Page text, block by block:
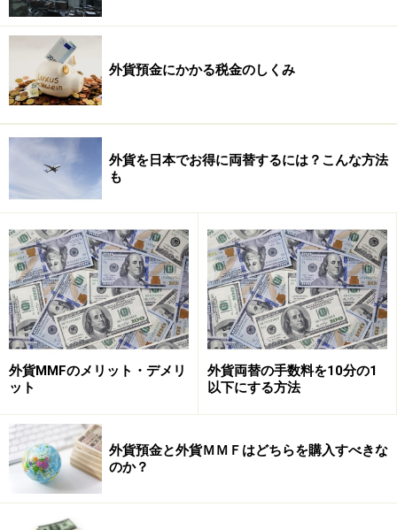
外貨預金にかかる税金のしくみ
外貨を日本でお得に両替するには？こんな方法
も
外貨MMFのメリット・デメリ
ット
外貨両替の手数料を10分の1
以下にする方法
外貨預金と外貨ＭＭＦはどちらを購入すべきな
のか？